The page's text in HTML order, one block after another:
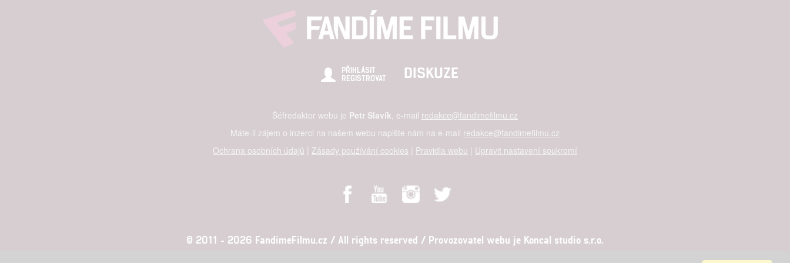
PŘIHLÁSIT
REGISTROVAT
DISKUZE
Šéfredaktor webu je Petr Slavík , e-mail redakce@fandimefilmu.cz
Máte-li zájem o inzerci na našem webu napište nám na e-mail redakce@fandimefilmu.cz
Ochrana osobních údajů | Zásady používání cookies | Pravidla webu | Upravit nastavení soukromí
© 2011 - 2026 FandimeFilmu.cz / All rights reserved / Provozovatel webu je Koncal studio s.r.o.